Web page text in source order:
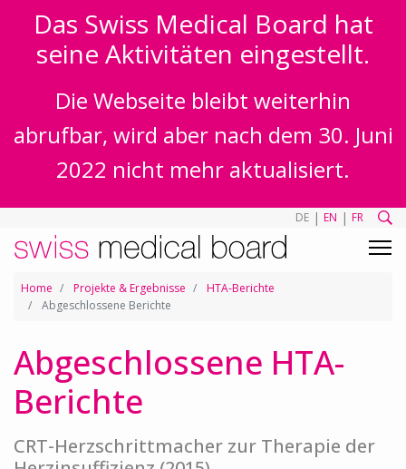
Das Swiss Medical Board hat
seine Aktivitäten eingestellt.
Die Webseite bleibt weiterhin
abrufbar, wird aber nach dem 30. Juni
2022 nicht mehr aktualisiert.
DE | EN | FR
Home Projekte & Ergebnisse
HTA-Berichte
Abgeschlossene Berichte
Abgeschlossene HTA-
Berichte
CRT-Herzschrittmacher zur Therapie der